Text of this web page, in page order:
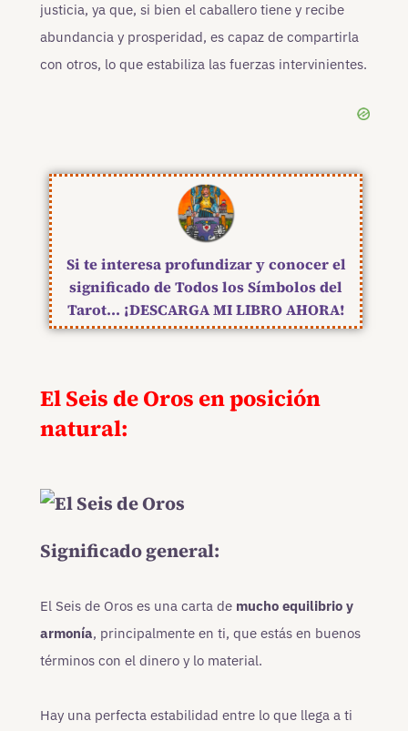
justicia, ya que, si bien el caballero tiene y recibe
abundancia y prosperidad, es capaz de compartirla
con otros, lo que estabiliza las fuerzas intervinientes.
Si te interesa profundizar y conocer el
significado de Todos los Símbolos del
Tarot... ¡DESCARGA MI LIBRO AHORA!
El Seis de Oros en posición
natural:
Significado general:
El Seis de Oros es una carta de mucho equilibrio y
armonía, principalmente en ti, que estás en buenos
términos con el dinero y lo material.
Hay una perfecta estabilidad entre lo que llega a ti